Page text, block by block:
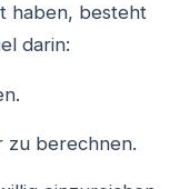
haben, besteht
darin:
zu berechnen.